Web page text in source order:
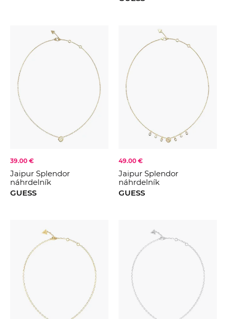
39.00 €
Jaipur Splendor
náhrdelník
GUESS
49.00 €
Jaipur Splendor
náhrdelník
GUESS